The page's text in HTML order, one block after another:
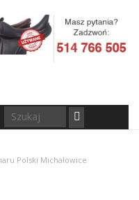
Polski Michałowice